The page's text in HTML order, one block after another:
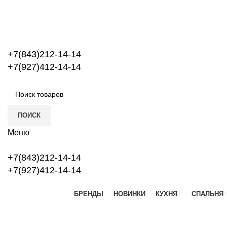
+7(843)212-14-14
+7(927)412-14-14
ПОИСК
Меню
+7(843)212-14-14
+7(927)412-14-14
БРЕНДЫ НОВИНКИ КУХНЯ СПАЛЬНЯ